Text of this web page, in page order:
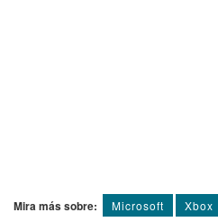
Mira más sobre: Microsoft Xbox